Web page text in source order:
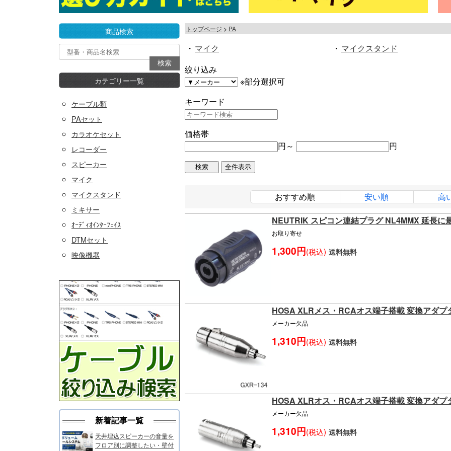
トップページ PA
・ マイク ・ マイクスタンド
絞り込み
※部分選択可
キーワード
価格帯
円～
円
おすすめ順 安い順 高
NEUTRIK スピコン連結プラグ NL4MMX 延長に
お取り寄せ
1,300円(税込) 送料無料
HOSA XLRメス・RCAオス端子搭載 変換アダプ
メーカー欠品
1,310円(税込) 送料無料
HOSA XLRオス・RCAオス端子搭載 変換アダプ
メーカー欠品
1,310円(税込) 送料無料
商品検索
カテゴリー一覧
ケーブル類
PAセット
カラオケセット
レコーダー
スピーカー
マイク
マイクスタンド
ミキサー
ｵｰﾃﾞｨｵｲﾝﾀｰﾌｪｲｽ
DTMセット
映像機器
新着記事一覧
天井埋込スピーカーの音量を
フロア別に調整したい・壁付